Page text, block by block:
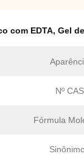
com EDTA, Gel
Nº
Fórmula